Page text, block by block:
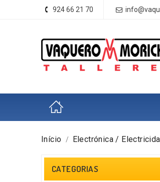
924 66 21 70
Início Electrónica /
CATEGORIAS